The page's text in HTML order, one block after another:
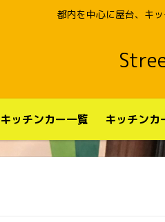
都内を中心に屋台、キ
キッチンカー一覧 キッチンカ